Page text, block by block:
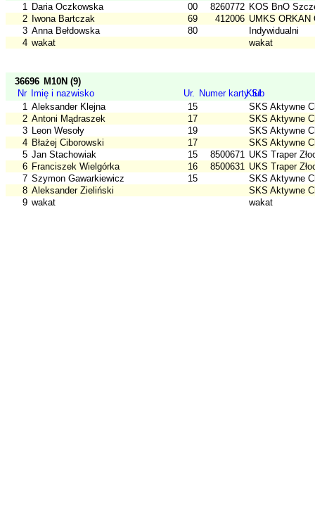
1 Daria Oczkowska 00 8260772 KOS BnO
2
Iwona Bartczak 69 412006 UMKS ORKAN
3 Anna Bełdowska 80
Indywidualni
4 wakat wakat
36696 M10N (9)
Nr
Imię i nazwisko Ur. Numer karty SI
Klub
1 Aleksander Klejna 15
SKS Aktywne
2 Antoni Mądraszek 17
SKS Aktywne
3 Leon Wesoły 19
SKS Aktywne
4 Błażej Ciborowski 17
SKS Aktywne
5 Jan Stachowiak 15 8500671 UKS Traper
6 Franciszek Wielgórka 16 8500631 UKS Traper
7 Szymon Gawarkiewicz 15
SKS Aktywne
8 Aleksander Zieliński
SKS Aktywne
9 wakat wakat